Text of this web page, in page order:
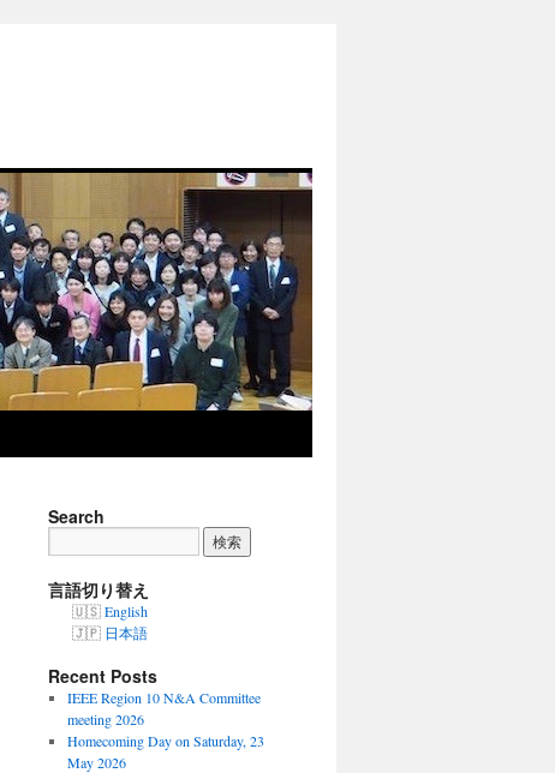
Search
言語切り替え
English
日本語
Recent Posts
IEEE Region 10 N&A Committee
meeting 2026
Homecoming Day on Saturday, 23
May 2026